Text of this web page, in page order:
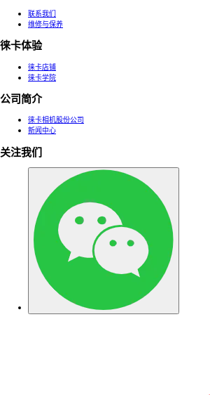
联系我们
维修与保养
徕卡体验
徕卡店铺
徕卡学院
公司简介
徕卡相机股份公司
新闻中心
关注我们